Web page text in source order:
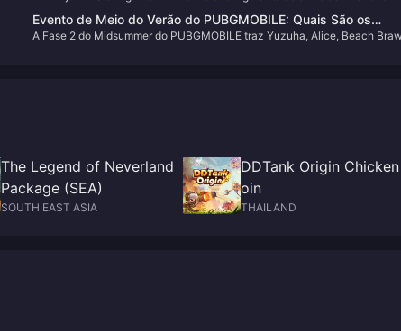
Evento de Meio do Verão do PUBGMOBILE: Quais São os
Segredos da Fase 2?
A Fase 2 do Midsummer do PUBGMOBILE traz Yuzuha, Alice, Beach
The Legend of Neverland
Package (SEA)
SOUTH EAST ASIA
DDTank Origin
oin
THAILAND